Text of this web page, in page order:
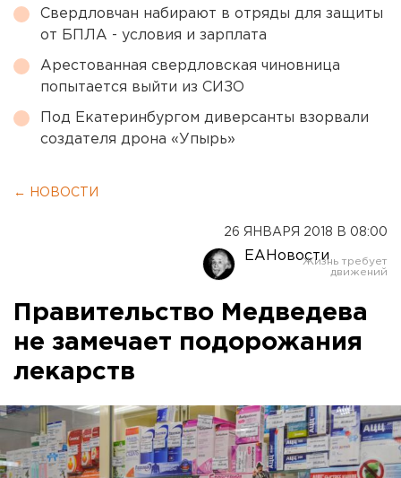
Свердловчан набирают в отряды для защиты
от БПЛА - условия и зарплата
Арестованная свердловская чиновница
попытается выйти из СИЗО
Под Екатеринбургом диверсанты взорвали
создателя дрона «Упырь»
← НОВОСТИ
26 ЯНВАРЯ 2018 В 08:00
ЕАНовости
Правительство Медведева
не замечает подорожания
лекарств